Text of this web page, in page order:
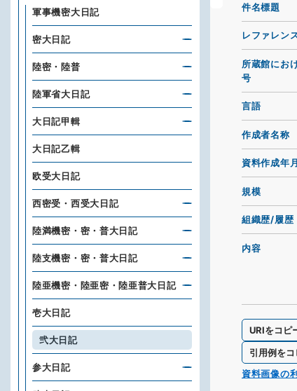
件名標題
レファレン
所蔵館にお
号
言語
作成者名称
資料作成年
規模
組織歴/履歴
内容
URIをコピ
引用例を
資料画像の
軍事機密大日記
密大日記
陸密・陸普
陸軍省大日記
大日記甲輯
大日記乙輯
欧受大日記
西密受・西受大日記
陸満機密・密・普大日記
陸支機密・密・普大日記
陸亜機密・陸亜密・陸亜普大日記
壱大日記
弐大日記
参大日記